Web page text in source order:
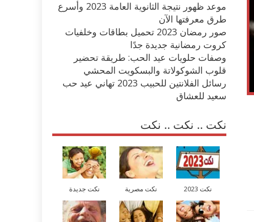
موعد ظهور نتيجة الثانوية العامة 2023 وأسرع
طرق معرفتها الآن
صور رمضان 2023 تحميل بطاقات وخلفيات
كروت رمضانية جديدة جدًا
وصفات حلويات عيد الحب: طريقة تحضير
قلوب الشوكولاتة والبسكويت المحشي
رسائل الفلانتين للحبيب 2023 تهاني عيد حب
سعيد للعشاق
نكت .. نكت .. نكت
نكت 2023 نكت مصرية نكت جديدة